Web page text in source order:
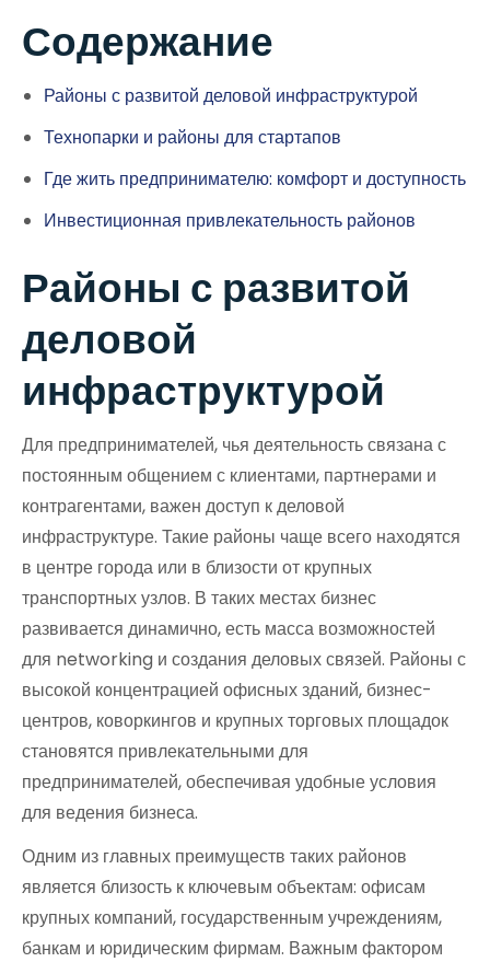
Содержание
Районы с развитой деловой инфраструктурой
Технопарки и районы для стартапов
Где жить предпринимателю: комфорт и доступность
Инвестиционная привлекательность районов
Районы с развитой
деловой
инфраструктурой
Для предпринимателей, чья деятельность связана с
постоянным общением с клиентами, партнерами и
контрагентами, важен доступ к деловой
инфраструктуре. Такие районы чаще всего находятся
в центре города или в близости от крупных
транспортных узлов. В таких местах бизнес
развивается динамично, есть масса возможностей
для networking и создания деловых связей. Районы с
высокой концентрацией офисных зданий, бизнес-
центров, коворкингов и крупных торговых площадок
становятся привлекательными для
предпринимателей, обеспечивая удобные условия
для ведения бизнеса.
Одним из главных преимуществ таких районов
является близость к ключевым объектам: офисам
крупных компаний, государственным учреждениям,
банкам и юридическим фирмам. Важным фактором